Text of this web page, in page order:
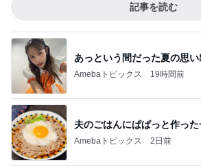
記事を読む
あっという間だった夏の思い
Amebaトピックス 19時間前
夫のごはんにぱぱっと作っ
Amebaトピックス 2日前